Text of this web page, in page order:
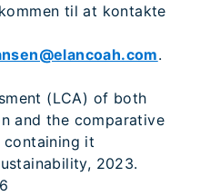
til at kontakte
.
(LCA) of both
and the comparative
it
2023.